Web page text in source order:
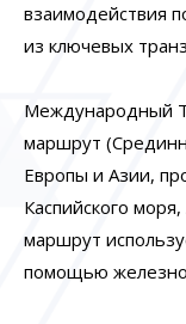
взаимодействия
из ключевых
Международный
маршрут
Европы и Азии,
Каспийского
маршрут
помощью